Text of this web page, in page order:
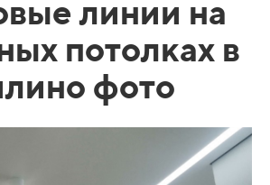
линии на
потолках в
фото